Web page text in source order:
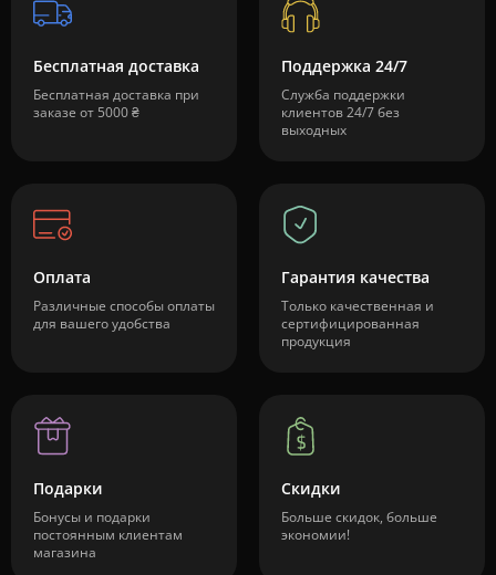
Бесплатная доставка
Бесплатная доставка при
заказе от 5000 ₴
Поддержка 24/7
Служба поддержки
клиентов 24/7 без
выходных
Оплата
Различные способы оплаты
для вашего удобства
Гарантия качества
Только качественная и
сертифицированная
продукция
Подарки
Бонусы и подарки
постоянным клиентам
магазина
Скидки
Больше скидок, больше
экономии!